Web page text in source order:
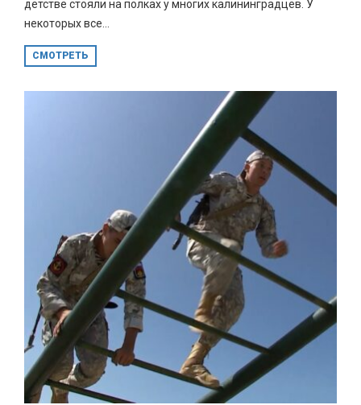
детстве стояли на полках у многих калининградцев. У
некоторых все...
СМОТРЕТЬ